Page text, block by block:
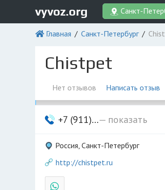
vyvoz.org Санкт-
Главная Санкт-Петербург
Chistpet
Нет отзывов Написать отзыв
+7 (911)...— показать
Россия, Санкт-Петербург
http://chistpet.ru